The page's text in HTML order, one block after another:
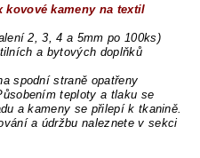
kovové kameny na textil
2, 3, 4 a 5mm po 100ks)
a bytových doplňků
spodní straně opatřeny
teploty a tlaku se
a kameny se přilepí k tkanině.
a údržbu naleznete v sekci